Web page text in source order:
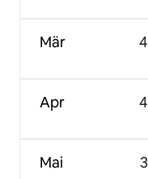
Mär
Apr
Mai